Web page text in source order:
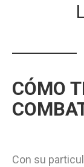
CÓMO
Con su